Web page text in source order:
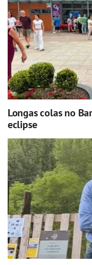
Longas colas no
eclipse